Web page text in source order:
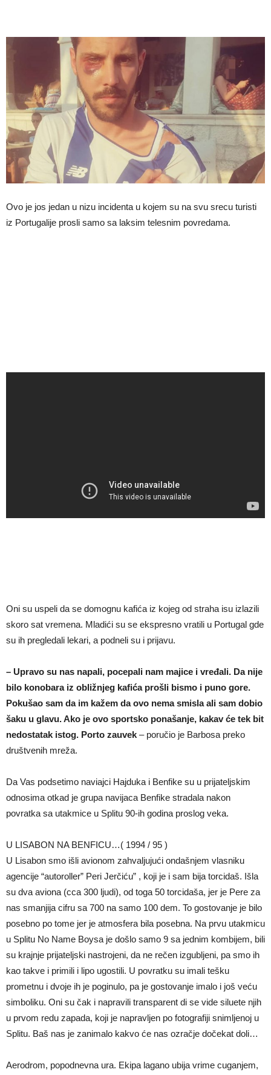
Ovo je jos jedan u nizu incidenta u kojem su na svu srecu turisti
iz Portugalije prosli samo sa laksim telesnim povredama.
Oni su uspeli da se domognu kafića iz kojeg od straha isu izlazili
skoro sat vremena. Mladići su se ekspresno vratili u Portugal gde
su ih pregledali lekari, a podneli su i prijavu.
– Upravo su nas napali, pocepali nam majice i vređali. Da nije
bilo konobara iz obližnjeg kafića prošli bismo i puno gore.
Pokušao sam da im kažem da ovo nema smisla ali sam dobio
šaku u glavu. Ako je ovo sportsko ponašanje, kakav će tek bit
nedostatak istog. Porto zauvek – poručio je Barbosa preko
društvenih mreža.
Da Vas podsetimo naviajci Hajduka i Benfike su u prijateljskim
odnosima otkad je grupa navijaca Benfike stradala nakon
povratka sa utakmice u Splitu 90-ih godina proslog veka.
U LISABON NA BENFICU…( 1994 / 95 )
U Lisabon smo išli avionom zahvaljujući ondašnjem vlasniku
agencije “autoroller” Peri Jerčiću” , koji je i sam bija torcidaš. Išla
su dva aviona (cca 300 ljudi), od toga 50 torcidaša, jer je Pere za
nas smanjija cifru sa 700 na samo 100 dem. To gostovanje je bilo
posebno po tome jer je atmosfera bila posebna. Na prvu utakmicu
u Splitu No Name Boysa je došlo samo 9 sa jednim kombijem, bili
su krajnje prijateljski nastrojeni, da ne rečen izgubljeni, pa smo ih
kao takve i primili i lipo ugostili. U povratku su imali tešku
prometnu i dvoje ih je poginulo, pa je gostovanje imalo i još veću
simboliku. Oni su čak i napravili transparent di se vide siluete njih
u prvom redu zapada, koji je napravljen po fotografiji snimljenoj u
Splitu. Baš nas je zanimalo kakvo će nas ozračje dočekat doli…
Aerodrom, popodnevna ura. Ekipa lagano ubija vrime cuganjem,